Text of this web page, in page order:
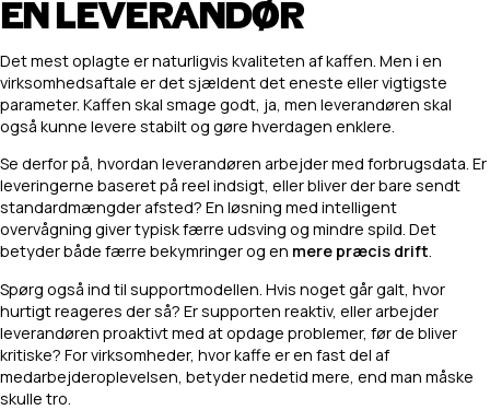
EN LEVERANDØR
Det mest oplagte er naturligvis kvaliteten af kaffen. Men i en
virksomhedsaftale er det sjældent det eneste eller vigtigste
parameter. Kaffen skal smage godt, ja, men leverandøren skal
også kunne levere stabilt og gøre hverdagen enklere.
Se derfor på, hvordan leverandøren arbejder med forbrugsdata. Er
leveringerne baseret på reel indsigt, eller bliver der bare sendt
standardmængder afsted? En løsning med intelligent
overvågning giver typisk færre udsving og mindre spild. Det
betyder både færre bekymringer og en mere præcis drift.
Spørg også ind til supportmodellen. Hvis noget går galt, hvor
hurtigt reageres der så? Er supporten reaktiv, eller arbejder
leverandøren proaktivt med at opdage problemer, før de bliver
kritiske? For virksomheder, hvor kaffe er en fast del af
medarbejderoplevelsen, betyder nedetid mere, end man måske
skulle tro.